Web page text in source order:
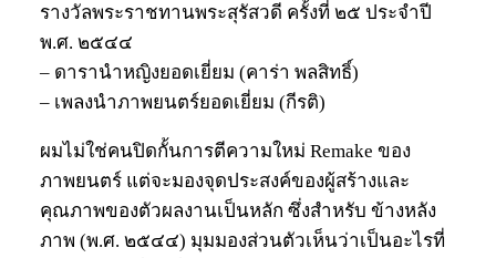
รางวัลพระราชทานพระสุรัสวดี ครั้งที่ ๒๕ ประจำปี
พ.ศ. ๒๕๔๔
– ดารานำหญิงยอดเยี่ยม (คาร่า พลสิทธิ์)
– เพลงนำภาพยนตร์ยอดเยี่ยม (กีรติ)
ผมไม่ใช่คนปิดกั้นการตีความใหม่ Remake ของ
ภาพยนตร์ แต่จะมองจุดประสงค์ของผู้สร้างและ
คุณภาพของตัวผลงานเป็นหลัก ซึ่งสำหรับ ข้างหลัง
ภาพ (พ.ศ. ๒๕๔๔) มุมมองส่วนตัวเห็นว่าเป็นอะไรที่